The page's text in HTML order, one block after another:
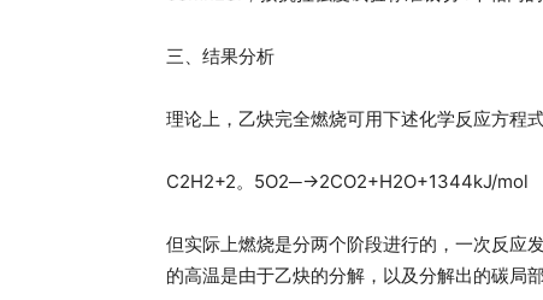
三、结果分析
理论上，乙炔完全燃烧可用下述化学反应方程
C2H2+2。5O2─→2CO2+H2O+1344kJ/mol
但实际上燃烧是分两个阶段进行的，一次反应
的高温是由于乙炔的分解，以及分解出的碳局